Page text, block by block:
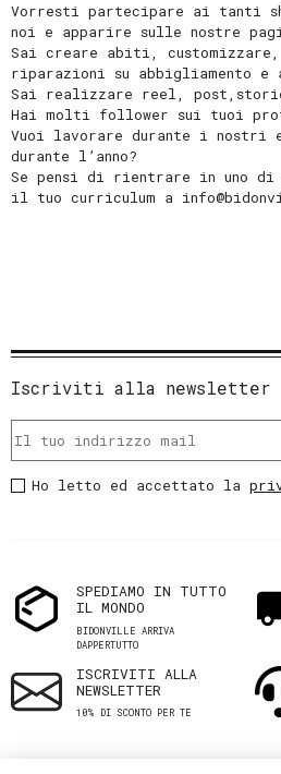
mio
account
Vorresti partecipare ai tanti
noi e apparire sulle nostre
Sai creare abiti,
riparazioni su abbigliamento e
Sai realizzare reel,
Hai molti follower sui tuoi
Vuoi lavorare durante i nostri
durante l’anno?
Se pensi di rientrare in uno
il tuo curriculum a
Iscriviti alla newsletter
Ho letto ed accettato la
SPEDIAMO IN TUTTO
IL MONDO
BIDONVILLE ARRIVA
DAPPERTUTTO
ISCRIVITI ALLA
NEWSLETTER
10% DI SCONTO PER TE